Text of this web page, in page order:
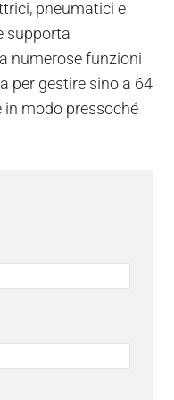
pneumatici e
supporta
numerose funzioni
per gestire sino a 64
in modo pressoché